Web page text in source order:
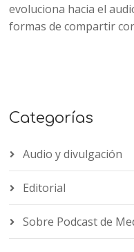
evoluciona hacia el
formas de compartir
Categorías
Audio y divulgación
Editorial
Sobre Podcast de